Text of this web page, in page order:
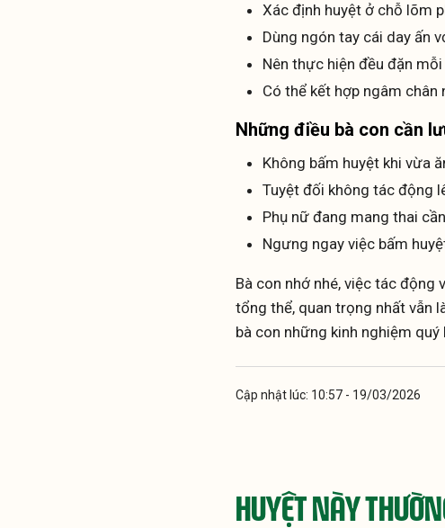
Xác định huyệt ở chỗ lõm
Dùng ngón tay cái day ấn
Nên thực hiện đều đặn
Có thể kết hợp ngâm
Những điều bà con cần
Không bấm huyệt khi vừa
Tuyệt đối không tác động
Phụ nữ đang mang thai
Ngưng ngay việc bấm
Bà con nhớ nhé, việc tác
tổng thể, quan trọng nhất vẫn
bà con những kinh nghiệm
Cập nhật lúc: 10:57 - 19/03/2026
HUYỆT NÀY